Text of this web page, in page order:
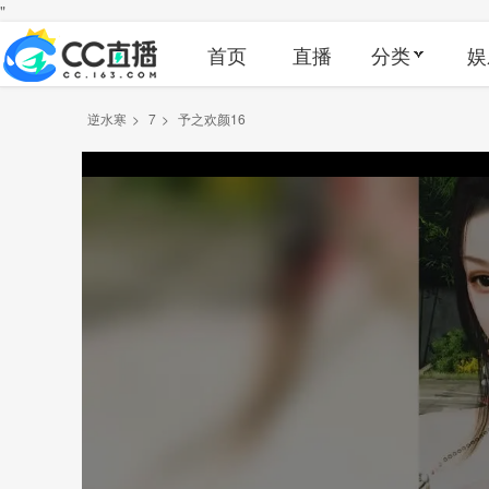
"
首页 直播 分类
逆水寒 > 7 > 予之欢颜16